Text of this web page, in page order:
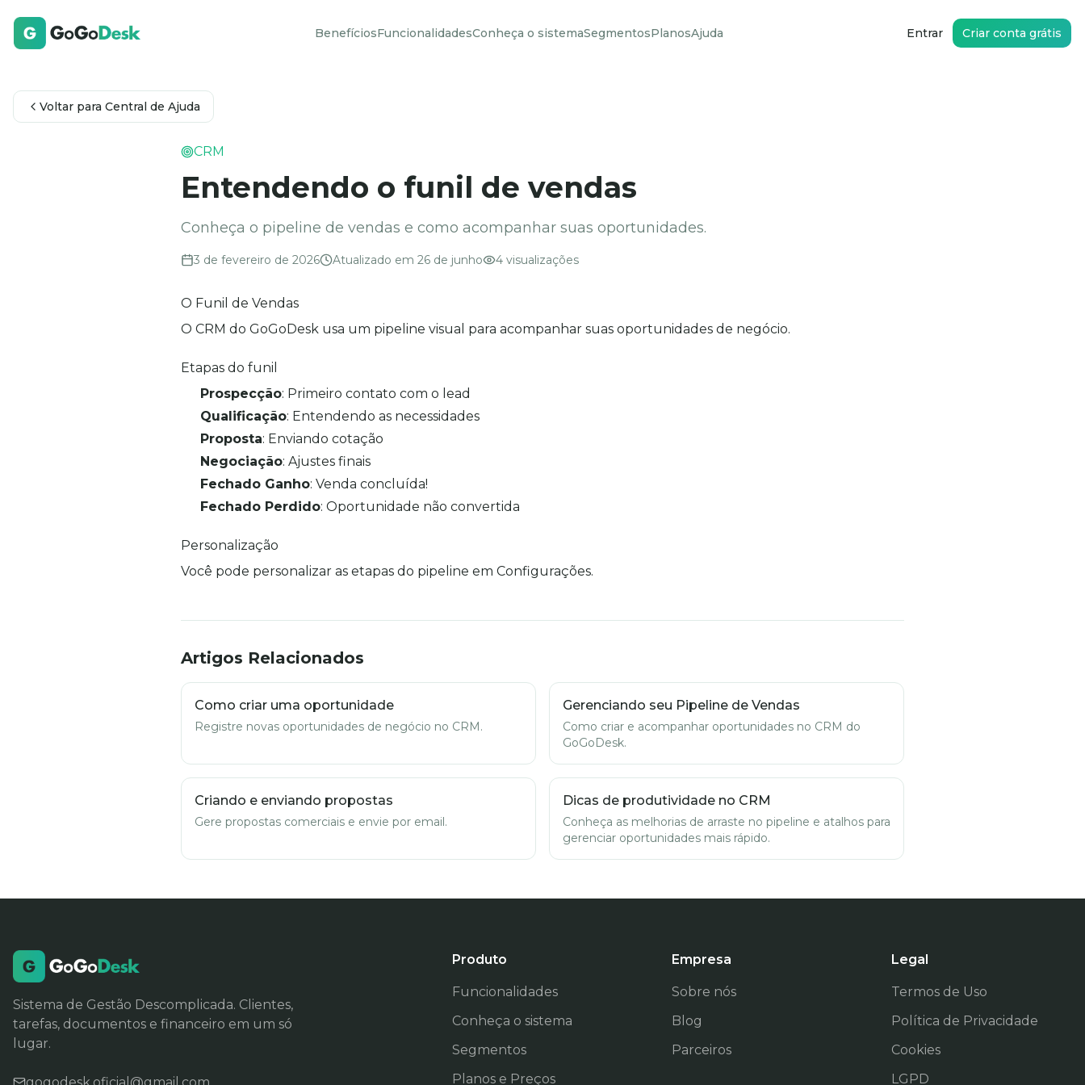
BenefíciosFuncionalidadesConheça o sistemaSegmentosPlanosAjuda Entrar Criar conta grátis
Voltar para Central de Ajuda
CRM
Entendendo o funil de vendas
Conheça o pipeline de vendas e como acompanhar suas oportunidades.
3 de fevereiro de 2026 Atualizado em 26 de junho 4 visualizações
O Funil de Vendas
O CRM do GoGoDesk usa um pipeline visual para acompanhar suas oportunidades de negócio.
Etapas do funil
Prospecção: Primeiro contato com o lead
Qualificação: Entendendo as necessidades
Proposta: Enviando cotação
Negociação: Ajustes finais
Fechado Ganho: Venda concluída!
Fechado Perdido: Oportunidade não convertida
Personalização
Você pode personalizar as etapas do pipeline em Configurações.
Artigos Relacionados
Como criar uma oportunidade
Registre novas oportunidades de negócio no CRM.
Gerenciando seu Pipeline de Vendas
Como criar e acompanhar oportunidades no CRM do
GoGoDesk.
Criando e enviando propostas
Gere propostas comerciais e envie por email.
Dicas de produtividade no CRM
Conheça as melhorias de arraste no pipeline e atalhos para
gerenciar oportunidades mais rápido.
Sistema de Gestão Descomplicada. Clientes,
tarefas, documentos e financeiro em um só
lugar.
Produto
Funcionalidades
Conheça o sistema
Segmentos
Planos e Preços
Empresa
Sobre nós
Blog
Parceiros
Legal
Termos de Uso
Política de Privacidade
Cookies
LGPD